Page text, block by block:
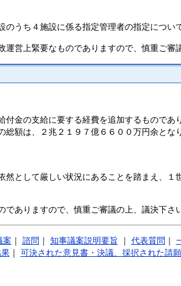
うち４施設に係る指定管理者の指定につい
営上緊要なものでありますので、慎重ご審
金の支給に要する経費を追加するものであ
額は、２兆２１９７億６６００万円余とな
として厳しい状況にあることを踏まえ、
ありますので、慎重ご審議の上、議決下さ
案 ｜ 諮問 ｜ 知事議案説明要旨 ｜ 代表質問 ｜
｜ 可決された意見書・決議、採択された請願